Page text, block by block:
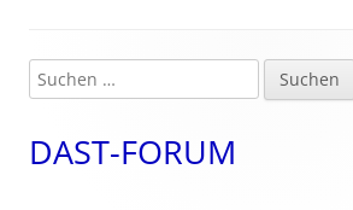
Beiträge
Main
Sidebar
Suchen
nach:
DAST-FORUM